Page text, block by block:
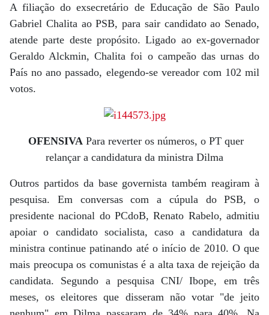
A filiação do exsecretário de Educação de São Paulo
Gabriel Chalita ao PSB, para sair candidato ao Senado,
atende parte deste propósito. Ligado ao ex-governador
Geraldo Alckmin, Chalita foi o campeão das urnas do
País no ano passado, elegendo-se vereador com 102 mil
votos.
OFENSIVA Para reverter os números, o PT quer
relançar a candidatura da ministra Dilma
Outros partidos da base governista também reagiram à
pesquisa. Em conversas com a cúpula do PSB, o
presidente nacional do PCdoB, Renato Rabelo, admitiu
apoiar o candidato socialista, caso a candidatura da
ministra continue patinando até o início de 2010. O que
mais preocupa os comunistas é a alta taxa de rejeição da
candidata. Segundo a pesquisa CNI/ Ibope, em três
meses, os eleitores que disseram não votar "de jeito